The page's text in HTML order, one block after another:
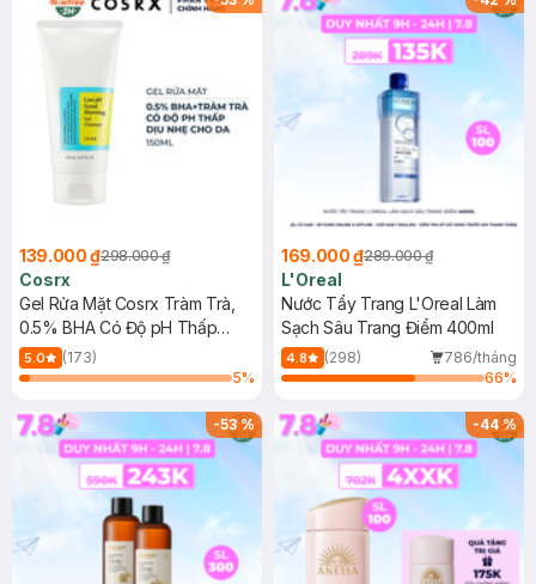
139.000 ₫298.000 ₫
Cosrx
Gel Rửa Mặt Cosrx Tràm Trà,
0.5% BHA Có Độ pH Thấp
150ml
5.0
(173)
5%
169.000 ₫289.000 ₫
L'Oreal
Nước Tẩy Trang L'Oreal Làm
Sạch Sâu Trang Điểm 400ml
4.8 (298)
786/tháng
66%
-53% -44%